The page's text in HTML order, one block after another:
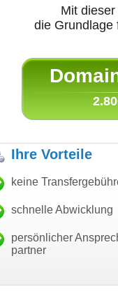
Mit
die
bin dankbar, meine
gefunden zu
Die Domain passt für
Business und mich
Ihre Vorteile
keine
schnelle Abwicklung
persönlicher
partner